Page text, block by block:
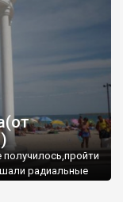
радиальные